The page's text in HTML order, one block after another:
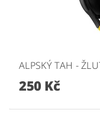
ALPSKÝ TAH -
250 Kč